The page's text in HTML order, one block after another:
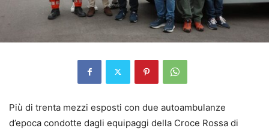
Più di trenta mezzi esposti con due autoambulanze
d’epoca condotte dagli equipaggi della Croce Rossa di